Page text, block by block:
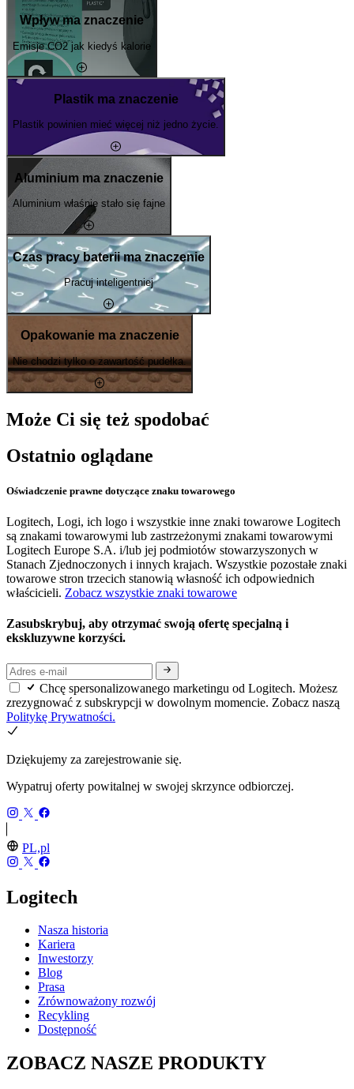
Wpływ ma znaczenie
Emisje CO2 jak kiedyś kalorie
Plastik ma znaczenie
Plastik powinien mieć więcej niż jedno życie.
Aluminium ma znaczenie
Aluminium właśnie stało się fajne
Czas pracy baterii ma znaczenie
Pracuj inteligentniej
Opakowanie ma znaczenie
Nie chodzi tylko o zawartość pudełka.
Może Ci się też spodobać
Ostatnio oglądane
Oświadczenie prawne dotyczące znaku towarowego
Logitech, Logi, ich logo i wszystkie inne znaki towarowe Logitech
są znakami towarowymi lub zastrzeżonymi znakami towarowymi
Logitech Europe S.A. i/lub jej podmiotów stowarzyszonych w
Stanach Zjednoczonych i innych krajach. Wszystkie pozostałe znaki
towarowe stron trzecich stanowią własność ich odpowiednich
właścicieli. Zobacz wszystkie znaki towarowe
Zasubskrybuj, aby otrzymać swoją ofertę specjalną i
ekskluzywne korzyści.
Chcę spersonalizowanego marketingu od Logitech. Możesz
zrezygnować z subskrypcji w dowolnym momencie. Zobacz naszą
Politykę Prywatności.
Dziękujemy za zarejestrowanie się.
Wypatruj oferty powitalnej w swojej skrzynce odbiorczej.
PL,pl
Logitech
Nasza historia
Kariera
Inwestorzy
Blog
Prasa
Zrównoważony rozwój
Recykling
Dostępność
ZOBACZ NASZE PRODUKTY